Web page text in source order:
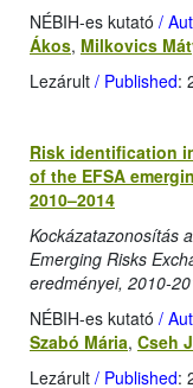
NÉBIH-es kutató /
Ákos, Milkovics
Lezárult / Published:
Risk identification
of the EFSA
2010–2014
Kockázatazonosítás
Emerging Risks
eredményei, 2010-
NÉBIH-es kutató /
Szabó Mária, Cseh
Lezárult / Published: